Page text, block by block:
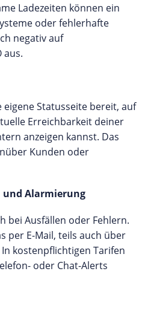
Ladezeiten können ein
oder fehlerhafte
negativ auf
aus.
Statusseite bereit, auf
Erreichbarkeit deiner
anzeigen kannst. Das
Kunden oder
und Alarmierung
bei Ausfällen oder Fehlern.
per E-Mail, teils auch über
kostenpflichtigen Tarifen
oder Chat-Alerts